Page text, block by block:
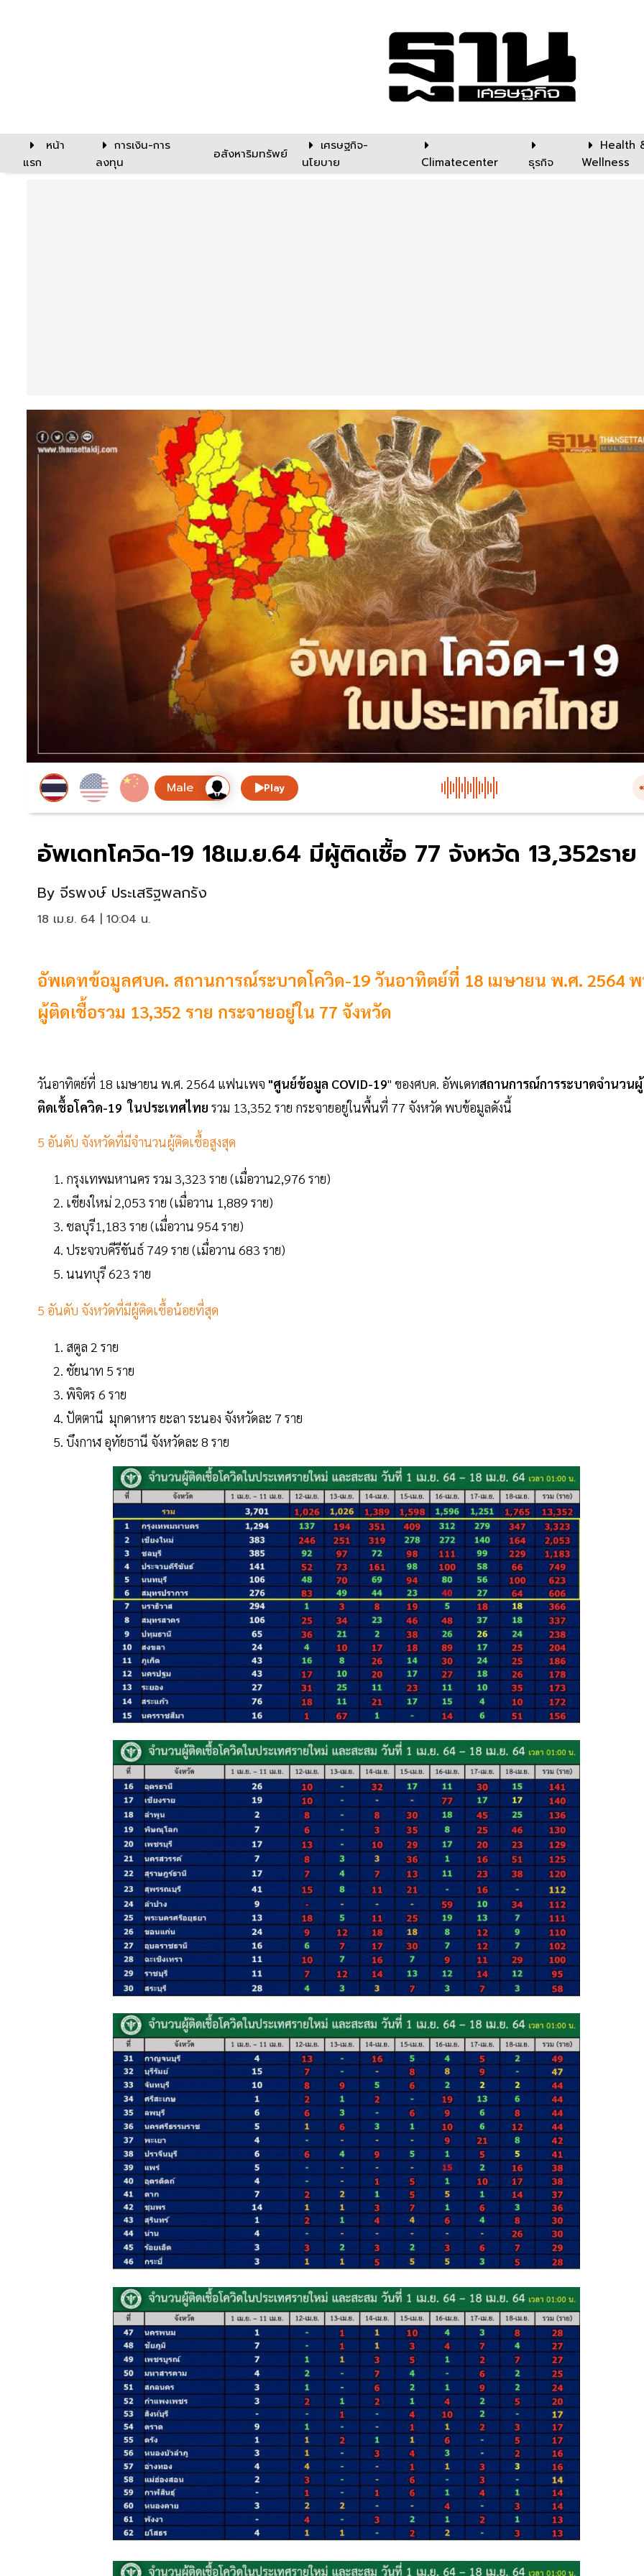
หน้า
แรก
การเงิน-การ
ลงทุน
อสังหาริมทรัพย์
เศรษฐกิจ-
นโยบาย
Climatecenter ธุรกิจ
Health
Wellness
Play
อัพเดทโควิด-19 18เม.ย.64 มีผู้ติดเชื้อ 77 จังหวัด 13,352ราย
By จีรพงษ์ ประเสริฐพลกรัง
18 เม.ย. 64 | 10:04 น.
อัพเดทข้อมูลศบค. สถานการณ์ระบาดโควิด-19 วันอาทิตย์ที่ 18 เมษายน พ.ศ. 2564
ผู้ติดเชื้อรวม 13,352 ราย กระจายอยู่ใน 77 จังหวัด
วันอาทิตย์ที่ 18 เมษายน พ.ศ. 2564 แฟนเพจ "ศูนย์ข้อมูล COVID-19" ของศบค. อัพเดทสถานการณ์การระบาดจำนวนผู้
ติดเชื้อโควิด-19 ในประเทศไทย รวม 13,352 ราย กระจายอยู่ในพื้นที่ 77 จังหวัด พบข้อมูลดังนี้
5 อันดับ จังหวัดที่มีจำนวนผู้ติดเชื้อสูงสุด
กรุงเทพมหานคร รวม 3,323 ราย (เมื่อวาน2,976 ราย)
เชียงใหม่ 2,053 ราย (เมื่อวาน 1,889 ราย)
ชลบุรี1,183 ราย (เมื่อวาน 954 ราย)
ประจวบคีรีขันธ์ 749 ราย (เมื่อวาน 683 ราย)
นนทบุรี 623 ราย
5 อันดับ จังหวัดที่มีผู้ติดเชื้อน้อยที่สุด
สตูล 2 ราย
ชัยนาท 5 ราย
พิจิตร 6 ราย
ปัตตานี มุกดาหาร ยะลา ระนอง จังหวัดละ 7 ราย
บึงกาฬ อุทัยธานี จังหวัดละ 8 ราย